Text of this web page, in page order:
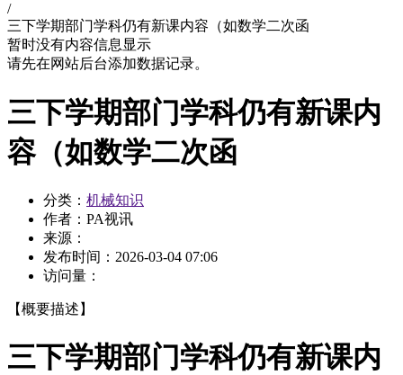
/
三下学期部门学科仍有新课内容（如数学二次函
暂时没有内容信息显示
请先在网站后台添加数据记录。
三下学期部门学科仍有新课内
容（如数学二次函
分类： 机械知识
作者：PA视讯
来源：
发布时间： 2026-03-04 07:06
访问量：
【概要描述】
三下学期部门学科仍有新课内